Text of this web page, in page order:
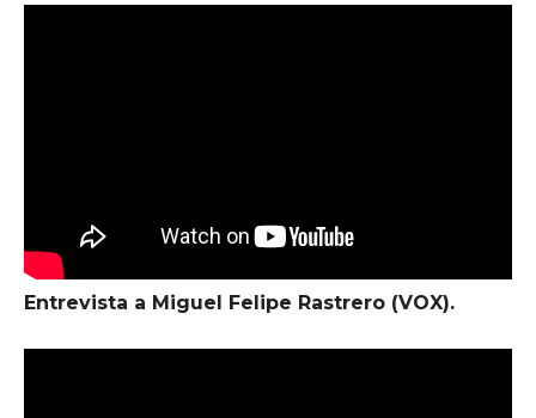
Entrevista a Miguel Felipe Rastrero (VOX).